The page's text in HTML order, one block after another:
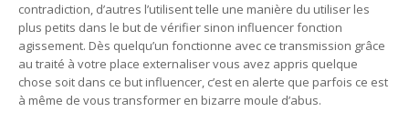
contradiction, d’autres l’utilisent telle une manière du utiliser les
plus petits dans le but de vérifier sinon influencer fonction
agissement. Dès quelqu’un fonctionne avec ce transmission grâce
au traité à votre place externaliser vous avez appris quelque
chose soit dans ce but influencer, c’est en alerte que parfois ce est
à même de vous transformer en bizarre moule d’abus.